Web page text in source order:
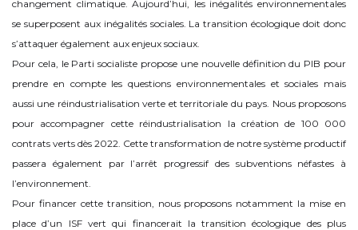
changement climatique. Aujourd’hui, les inégalités environnementales
se superposent aux inégalités sociales. La transition écologique doit donc
s’attaquer également aux enjeux sociaux.
Pour cela, le Parti socialiste propose une nouvelle définition du PIB pour
prendre en compte les questions environnementales et sociales mais
aussi une réindustrialisation verte et territoriale du pays. Nous proposons
pour accompagner cette réindustrialisation la création de 100 000
contrats verts dès 2022. Cette transformation de notre système productif
passera également par l’arrêt progressif des subventions néfastes à
l’environnement.
Pour financer cette transition, nous proposons notamment la mise en
place d’un ISF vert qui financerait la transition écologique des plus